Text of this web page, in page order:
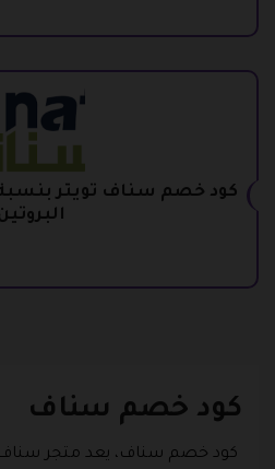
كود خصم سناف
كود خصم سناف، يعد متجر سناف